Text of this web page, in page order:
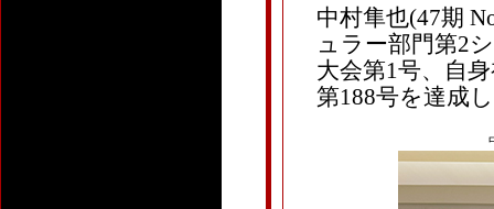
中村隼也(47期
ュラー部門第2
大会第1号、自
第188号を達成